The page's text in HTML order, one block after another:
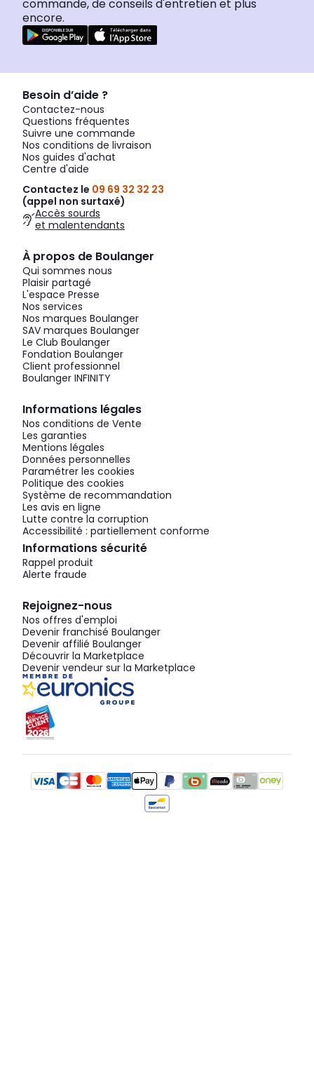
commande, de conseils d'entretien et plus
encore.
Besoin d’aide ?
Contactez-nous
Questions fréquentes
Suivre une commande
Nos conditions de livraison
Nos guides d'achat
Centre d'aide
Contactez le 09 69 32 32 23
(appel non surtaxé)
Accès sourds
et malentendants
À propos de Boulanger
Qui sommes nous
Plaisir partagé
L'espace Presse
Nos services
Nos marques Boulanger
SAV marques Boulanger
Le Club Boulanger
Fondation Boulanger
Client professionnel
Boulanger INFINITY
Informations légales
Nos conditions de Vente
Les garanties
Mentions légales
Données personnelles
Paramétrer les cookies
Politique des cookies
Système de recommandation
Les avis en ligne
Lutte contre la corruption
Accessibilité : partiellement conforme
Informations sécurité
Rappel produit
Alerte fraude
Rejoignez-nous
Nos offres d'emploi
Devenir franchisé Boulanger
Devenir affilié Boulanger
Découvrir la Marketplace
Devenir vendeur sur la Marketplace